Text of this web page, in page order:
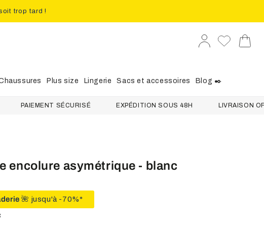
trop tard !
Plus size Lingerie Sacs et accessoires Blog ✒️
connecter
Panier
PAIEMENT SÉCURISÉ EXPÉDITION SOUS 48H LIVRAISON
encolure asymétrique - blanc
🌺 jusqu'à -70%*